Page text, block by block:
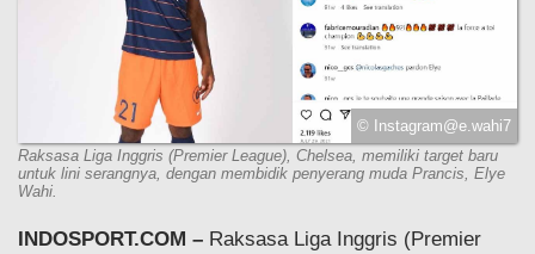
© Instagram@e.wahi7
Raksasa Liga Inggris (Premier League), Chelsea, memiliki target baru
untuk lini serangnya, dengan membidik penyerang muda Prancis, Elye
Wahi.
INDOSPORT.COM – Raksasa Liga Inggris (Premier